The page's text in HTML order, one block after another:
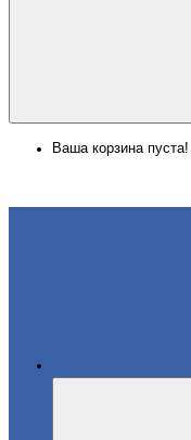
Ваша корзина пуста!